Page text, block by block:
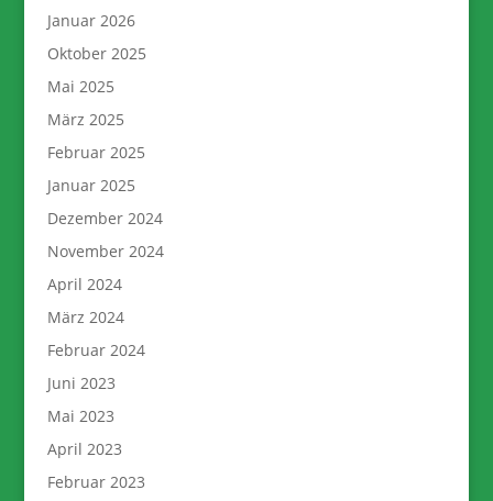
Januar 2026
Oktober 2025
Mai 2025
März 2025
Februar 2025
Januar 2025
Dezember 2024
November 2024
April 2024
März 2024
Februar 2024
Juni 2023
Mai 2023
April 2023
Februar 2023